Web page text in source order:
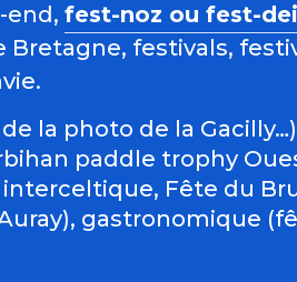
end, fest-noz ou fest-
Bretagne, festivals,
la photo de la
paddle trophy
Fête du
gastronomique